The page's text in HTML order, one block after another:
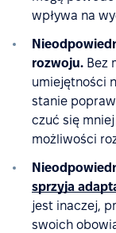
wpływa na
rozwoju. Bez
umiejętności
stanie
czuć się
możliwości
sprzyja
jest inaczej,
swoich